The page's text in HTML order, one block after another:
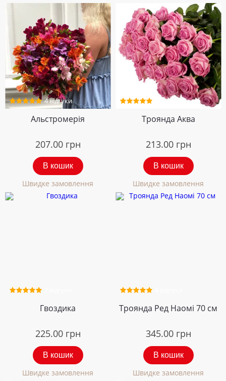
4 відгуки
Альстромерія
207.00 грн
В кошик
Швидке замовлення
5 відгуків
Троянда Аква
213.00 грн
В кошик
Швидке замовлення
Гвоздика
225.00 грн
В кошик
Швидке замовлення
Троянда Ред Наомі 70 см
345.00 грн
В кошик
Швидке замовлення